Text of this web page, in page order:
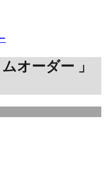
オーダー 」